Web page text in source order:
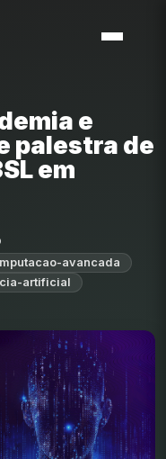
e
palestra de
em
avancada
artificial